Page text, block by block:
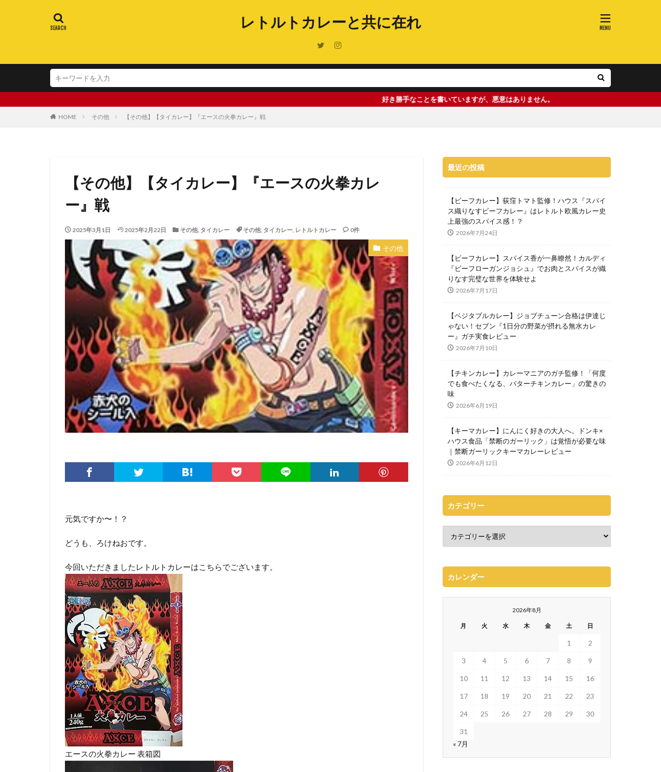
レトルトカレーと共に在れ
好き勝手なことを書いていますが、悪意はありません。
HOME その他 【その他】【タイカレー】『エースの火拳カレー』戦
【その他】【タイカレー】『エースの火拳カレ
ー』戦
2025年3月1日 2025年2月22日 その他, タイカレー その他, タイカレー, レトルトカレー 0件
その他
元気ですか〜！？
どうも、ろけねおです。
今回いただきましたレトルトカレーはこちらでございます。
エースの火拳カレー 表箱図
最近の投稿
【ビーフカレー】荻窪トマト監修！ハウス『スパイ
ス織りなすビーフカレー』はレトルト欧風カレー史
上最強のスパイス感！？
2026年7月24日
【ビーフカレー】スパイス香が一鼻瞭然！カルディ
『ビーフローガンジョシュ』でお肉とスパイスが織
りなす完璧な世界を体験せよ
2026年7月17日
【ベジタブルカレー】ジョブチューン合格は伊達じ
ゃない！セブン『1日分の野菜が摂れる無水カレ
ー』ガチ実食レビュー
2026年7月10日
【チキンカレー】カレーマニアのガチ監修！「何度
でも食べたくなる、バターチキンカレー」の驚きの
味
2026年6月19日
【キーマカレー】にんにく好きの大人へ。ドンキ×
ハウス食品「禁断のガーリック」は覚悟が必要な味
｜禁断ガーリックキーマカレーレビュー
2026年6月12日
カテゴリー
カレンダー
2026年8月
月 火 水 木 金 土 日
1 2
3 4 5 6 7 8 9
10 11 12 13 14 15 16
17 18 19 20 21 22 23
24 25 26 27 28 29 30
31
« 7月